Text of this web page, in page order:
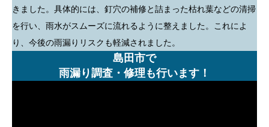
きました。具体的には、釘穴の補修と詰まった枯れ葉などの清掃
を行い、雨水がスムーズに流れるように整えました。これによ
り、今後の雨漏りリスクも軽減されました。
島田市で
雨漏り調査・修理も行います！